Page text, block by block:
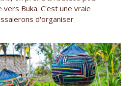
Buka. C'est une vraie
d'organiser